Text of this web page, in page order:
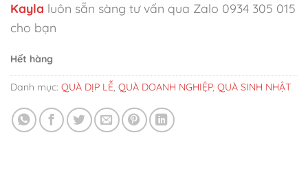
Kayla luôn sẵn sàng tư vấn qua Zalo 0934 305 015
cho bạn
Hết hàng
Danh mục: QUÀ DỊP LỄ, QUÀ DOANH NGHIỆP, QUÀ SINH NHẬT